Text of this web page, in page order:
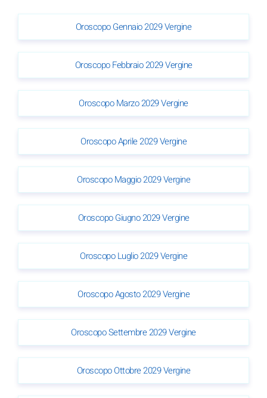
Oroscopo Gennaio 2029 Vergine
Oroscopo Febbraio 2029 Vergine
Oroscopo Marzo 2029 Vergine
Oroscopo Aprile 2029 Vergine
Oroscopo Maggio 2029 Vergine
Oroscopo Giugno 2029 Vergine
Oroscopo Luglio 2029 Vergine
Oroscopo Agosto 2029 Vergine
Oroscopo Settembre 2029 Vergine
Oroscopo Ottobre 2029 Vergine